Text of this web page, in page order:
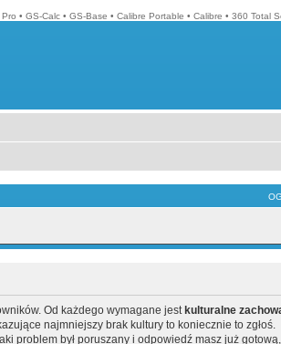
• GS-Calc • GS-Base • Calibre Portable • Calibre • 360 Total
Od każdego wymagane jest kulturalne
najmniejszy brak kultury to koniecznie to zgłoś.
problem był poruszany i odpowiedź masz już